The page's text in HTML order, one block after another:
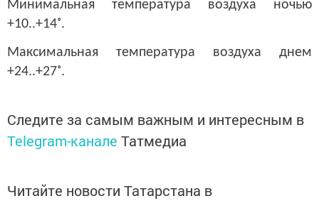
Минимальная температура воздуха ночью
+10..+14˚.
Максимальная температура воздуха днем
+24..+27˚.
Следите за самым важным и интересным в
Telegram-канале Татмедиа
Читайте новости Татарстана в